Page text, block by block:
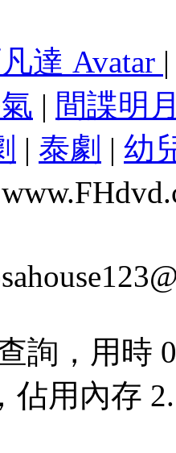
達 Avatar
| 間諜明
| 泰劇 | 幼
詢，用時
佔用內存